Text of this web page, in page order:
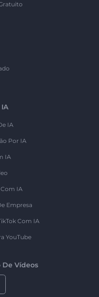
IA
Por IA
IA
IA
Empresa
Com IA
YouTube
De Vídeos